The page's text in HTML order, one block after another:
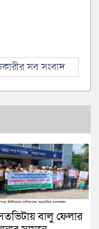
সব সংবাদ
বালু ফেলার